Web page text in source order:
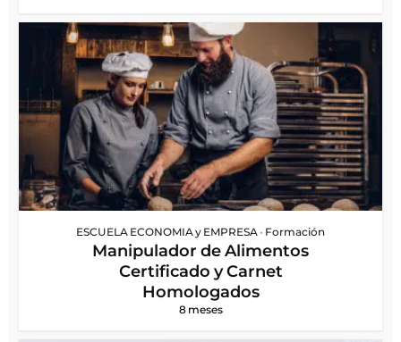
ESCUELA ECONOMIA y EMPRESA • Formación
Manipulador de Alimentos
Certificado y Carnet
Homologados
8 meses